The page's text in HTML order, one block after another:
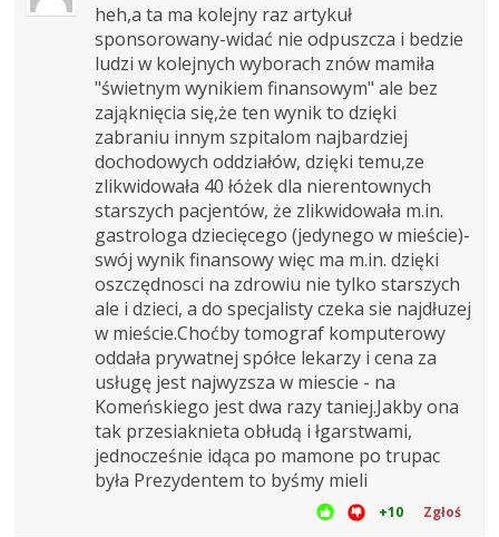
heh,a ta ma kolejny raz artykuł
sponsorowany-widać nie odpuszcza i bedzie
ludzi w kolejnych wyborach znów mamiła
"świetnym wynikiem finansowym" ale bez
zająknięcia się,że ten wynik to dzięki
zabraniu innym szpitalom najbardziej
dochodowych oddziałów, dzięki temu,ze
zlikwidowała 40 łóżek dla nierentownych
starszych pacjentów, że zlikwidowała m.in.
gastrologa dziecięcego (jedynego w mieście)-
swój wynik finansowy więc ma m.in. dzięki
oszczędnosci na zdrowiu nie tylko starszych
ale i dzieci, a do specjalisty czeka sie najdłuzej
w mieście.Choćby tomograf komputerowy
oddała prywatnej spółce lekarzy i cena za
usługę jest najwyzsza w miescie - na
Komeńskiego jest dwa razy taniej.Jakby ona
tak przesiaknieta obłudą i łgarstwami,
jednocześnie idąca po mamone po trupac
była Prezydentem to byśmy mieli
+10 Zgłoś